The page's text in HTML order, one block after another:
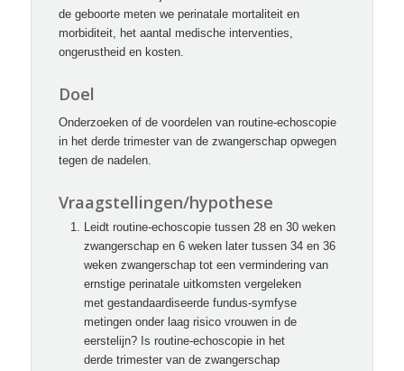
de geboorte meten we perinatale mortaliteit en
morbiditeit, het aantal medische interventies,
ongerustheid en kosten.
Doel
Onderzoeken of de voordelen van routine-echoscopie
in het derde trimester van de zwangerschap opwegen
tegen de nadelen.
Vraagstellingen/hypothese
Leidt routine-echoscopie tussen 28 en 30 weken
zwangerschap en 6 weken later tussen 34 en 36
weken zwangerschap tot een vermindering van
ernstige perinatale uitkomsten vergeleken
met gestandaardiseerde fundus-symfyse
metingen onder laag risico vrouwen in de
eerstelijn? Is routine-echoscopie in het
derde trimester van de zwangerschap